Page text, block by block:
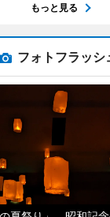
もっと見る
フォトフラッシ